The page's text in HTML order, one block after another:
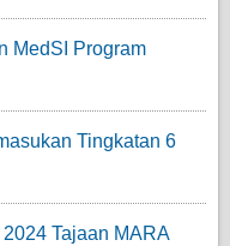
MedSI Program
Tingkatan 6
Tajaan MARA